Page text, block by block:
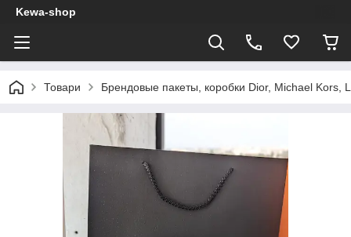
Kewa-shop
Товари Брендовые пакеты, коробки Dior, Michael Kors,